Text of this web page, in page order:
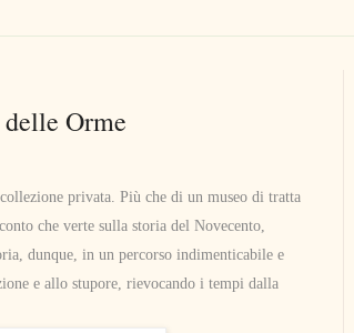
Orme
privata. Più che di un museo di tratta
che verte sulla storia del Novecento,
dunque, in un percorso indimenticabile e
e allo stupore, rievocando i tempi dalla